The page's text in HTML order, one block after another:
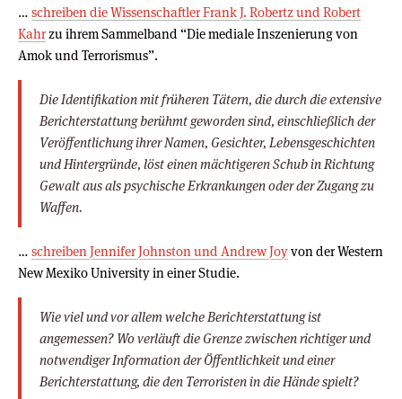
… schreiben die Wissenschaftler Frank J. Robertz und Robert
Kahrzu ihrem Sammelband “Die mediale Inszenierung von
Amok und Terrorismus”.
Die Identifikation mit früheren Tätern, die durch die extensive
Berichterstattung berühmt geworden sind, einschließlich der
Veröffentlichung ihrer Namen, Gesichter, Lebensgeschichten
und Hintergründe, löst einen mächtigeren Schub in Richtung
Gewalt aus als psychische Erkrankungen oder der Zugang zu
Waffen.
… schreiben Jennifer Johnston und Andrew Joyvon der Western
New Mexiko University in einer Studie.
Wie viel und vor allem welche Berichterstattung ist
angemessen? Wo verläuft die Grenze zwischen richtiger und
notwendiger Information der Öffentlichkeit und einer
Berichterstattung, die den Terroristen in die Hände spielt?